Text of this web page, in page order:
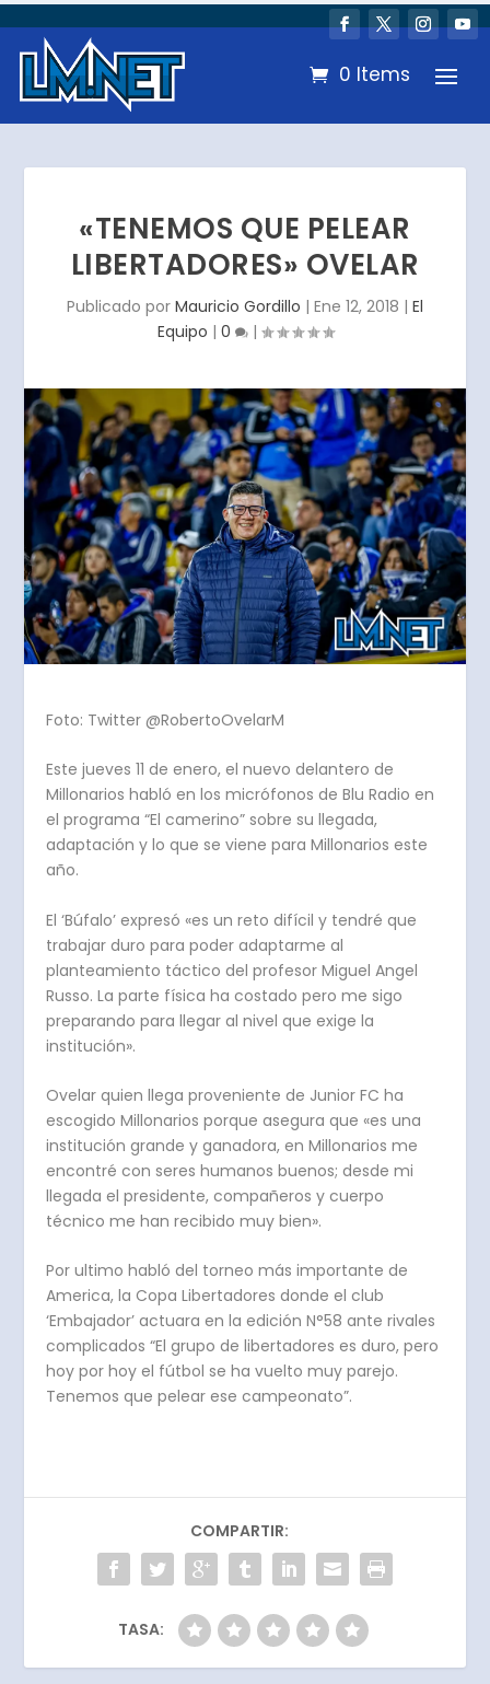
0 Items
«TENEMOS QUE PELEAR
LIBERTADORES» OVELAR
Publicado por Mauricio Gordillo | Ene 12, 2018 | El
Equipo | 0 |
Foto: Twitter @RobertoOvelarM
Este jueves 11 de enero, el nuevo delantero de
Millonarios habló en los micrófonos de Blu Radio en
el programa “El camerino” sobre su llegada,
adaptación y lo que se viene para Millonarios este
año.
El ‘Búfalo’ expresó «es un reto difícil y tendré que
trabajar duro para poder adaptarme al
planteamiento táctico del profesor Miguel Angel
Russo. La parte física ha costado pero me sigo
preparando para llegar al nivel que exige la
institución».
Ovelar quien llega proveniente de Junior FC ha
escogido Millonarios porque asegura que «es una
institución grande y ganadora, en Millonarios me
encontré con seres humanos buenos; desde mi
llegada el presidente, compañeros y cuerpo
técnico me han recibido muy bien».
Por ultimo habló del torneo más importante de
America, la Copa Libertadores donde el club
‘Embajador’ actuara en la edición N°58 ante rivales
complicados “El grupo de libertadores es duro, pero
hoy por hoy el fútbol se ha vuelto muy parejo.
Tenemos que pelear ese campeonato”.
COMPARTIR:
TASA: